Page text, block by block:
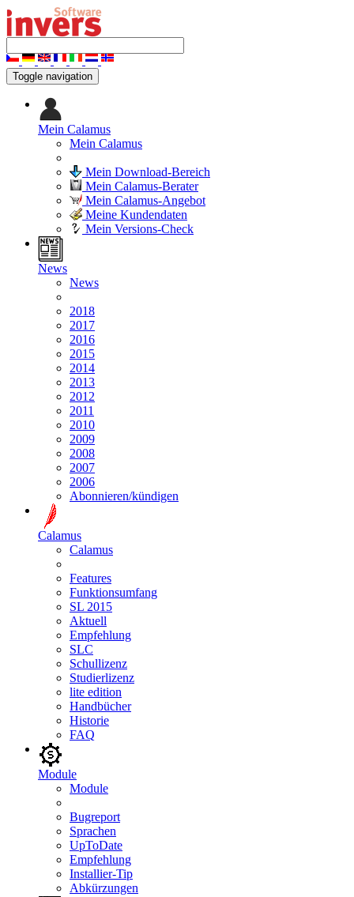
Toggle navigation
Mein Calamus
Mein Calamus
Mein Download-Bereich
Mein Calamus-Berater
Mein Calamus-Angebot
Meine Kundendaten
Mein Versions-Check
News
News
2018
2017
2016
2015
2014
2013
2012
2011
2010
2009
2008
2007
2006
Abonnieren/kündigen
Calamus
Calamus
Features
Funktionsumfang
SL 2015
Aktuell
Empfehlung
SLC
Schullizenz
Studierlizenz
lite edition
Handbücher
Historie
FAQ
Module
Module
Bugreport
Sprachen
UpToDate
Empfehlung
Installier-Tip
Abkürzungen